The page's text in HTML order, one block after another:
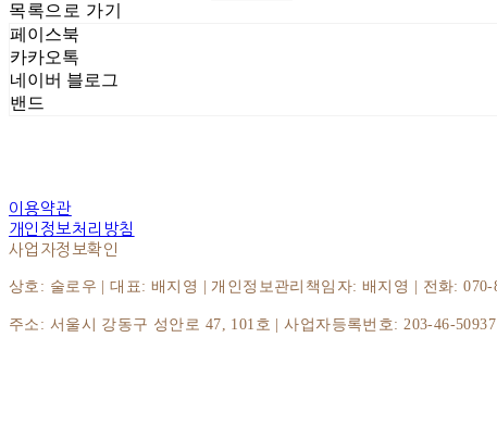
목록으로 가기
페이스북
카카오톡
네이버 블로그
밴드
이용약관
개인정보처리방침
사업자정보확인
상호: 술로우 | 대표: 배지영 | 개인정보관리책임자: 배지영 | 전화: 070-
주소: 서울시 강동구 성안로 47, 101호 | 사업자등록번호:203-46-50937